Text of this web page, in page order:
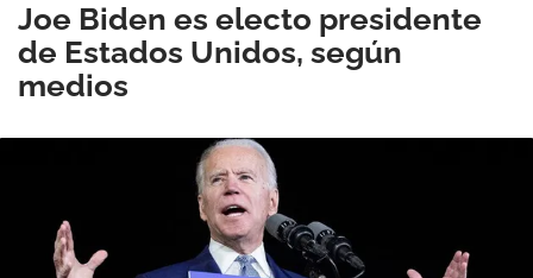
Joe Biden es electo presidente
de Estados Unidos, según
medios